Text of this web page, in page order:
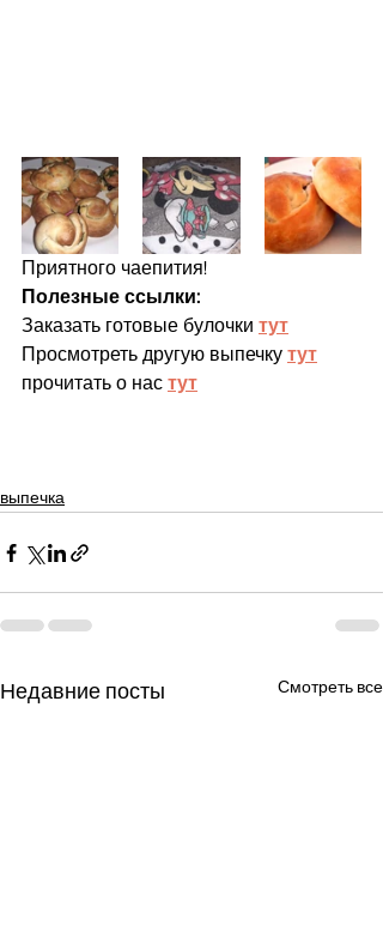
Приятного чаепития!
Полезные ссылки:
Заказать готовые булочки тут
Просмотреть другую выпечку тут
прочитать о нас тут
выпечка
Недавние посты Смотреть все